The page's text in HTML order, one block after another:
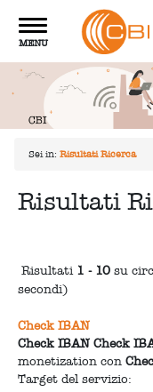
Toggle
navigation
MENU
Sei in: Risultati Ricerca
Risultati
Risultati 1 - 10 su
secondi)
Check IBAN
Check IBAN Check
monetization con
Target del